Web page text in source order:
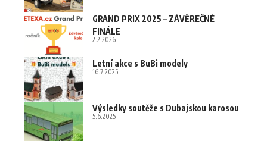
GRAND PRIX 2025 – ZÁVĚREČNÉ
FINÁLE
2.2.2026
Letní akce s BuBi modely
16.7.2025
Výsledky soutěže s Dubajskou karosou
5.6.2025